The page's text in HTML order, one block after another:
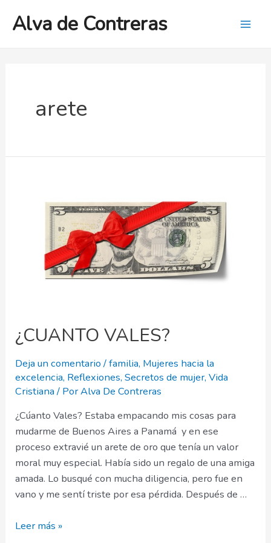
Alva de Contreras
arete
¿CUANTO VALES?
Deja un comentario /familia, Mujeres hacia la
excelencia, Reflexiones,Secretos de mujer,Vida
Cristiana/ PorAlva De Contreras
¿Cúanto Vales? Estaba empacando mis cosas para
mudarme de Buenos Aires a Panamá y en ese
proceso extravié un arete de oro que tenía un valor
moral muy especial. Había sido un regalo de una amiga
amada. Lo busqué con mucha diligencia, pero fue en
vano y me sentí triste por esa pérdida. Después de …
¿CUANTO
Leer más »